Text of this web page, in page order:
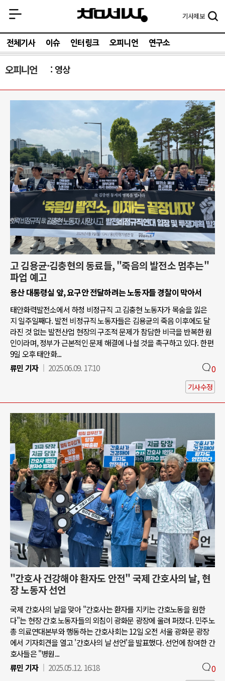
기사제보
전체기사 이슈 인터링크 오피니언 연구소
오피니언 영상
고 김용균·김충현의 동료들, "죽음의 발전소 멈추는"
파업 예고
용산 대통령실 앞, 요구안 전달하려는 노동자들 경찰이 막아서
태안화력발전소에서 하청 비정규직 고 김충현 노동자가 목숨을 잃은
지 일주일째다. 발전 비정규직 노동자들은 김용균의 죽음 이후에도 달
라진 것 없는 발전산업 현장의 구조적 문제가 참담한 비극을 반복한 원
인이라며, 정부가 근본적인 문제 해결에 나설 것을 촉구하고 있다. 한편
9일 오후 태안화...
류민 기자
2025.06.09. 17:10 0
기사수정
"간호사 건강해야 환자도 안전" 국제 간호사의 날, 현
장 노동자 선언
국제 간호사의 날을 맞아 "간호사는 환자를 지키는 간호노동을 원한
다"는 현장 간호 노동자들의 외침이 광화문 광장에 울려 퍼졌다. 민주노
총 의료연대본부와 행동하는 간호사회는 12일 오전 서울 광화문 광장
에서 기자회견을 열고 '간호사의 날 선언'을 발표했다. 선언에 참여한 간
호사들은 "병원...
류민 기자
2025.05.12. 16:18 0